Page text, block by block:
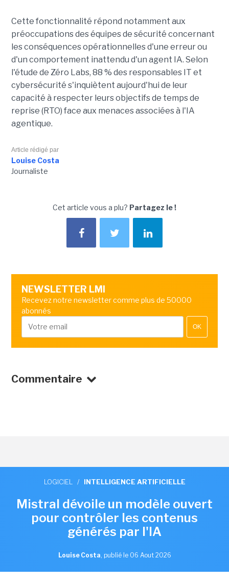
Cette fonctionnalité répond notamment aux
préoccupations des équipes de sécurité concernant
les conséquences opérationnelles d'une erreur ou
d'un comportement inattendu d'un agent IA. Selon
l'étude de Zéro Labs, 88 % des responsables IT et
cybersécurité s'inquiètent aujourd'hui de leur
capacité à respecter leurs objectifs de temps de
reprise (RTO) face aux menaces associées à l'IA
agentique.
Article rédigé par
Louise Costa
Journaliste
Cet article vous a plu? Partagez le !
NEWSLETTER LMI
Recevez notre newsletter comme plus de 50000
abonnés
OK
Commentaire
LOGICIEL / INTELLIGENCE ARTIFICIELLE
Mistral dévoile un modèle ouvert
pour contrôler les contenus
générés par l'IA
Louise Costa, publié le 06 Aout 2026